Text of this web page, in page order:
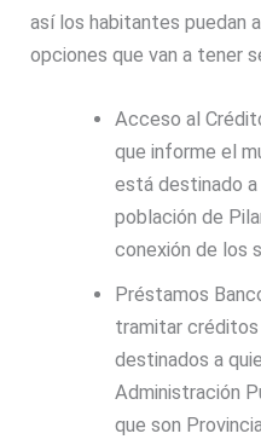
así los habitantes puedan
opciones que van a tener
Acceso al
que informe el
está destinado a
población de
conexión de los
Préstamos
tramitar créditos
destinados a
Administración
que son